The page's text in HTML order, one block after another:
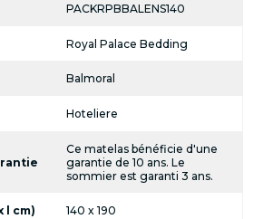
PACKRPBBALENS140
Royal Palace Bedding
Balmoral
Hoteliere
Ce matelas bénéficie d'une
garantie de 10 ans. Le
sommier est garanti 3 ans.
l cm) 140 x 190